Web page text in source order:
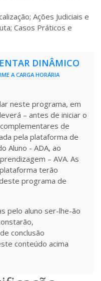
Ações Judiciais e
Casos Práticos e
DINÂMICO
A CARGA HORÁRIA
neste programa, em
– antes de iniciar o
de
pela plataforma de
Aluno - ADA, ao
– AVA. As
terão
programa de
pelo aluno ser-lhe-ão
conclusão
conteúdo acima